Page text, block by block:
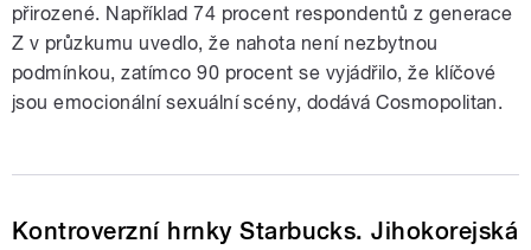
přirozené. Například 74 procent respondentů z generace
Z v průzkumu uvedlo, že nahota není nezbytnou
podmínkou, zatímco 90 procent se vyjádřilo, že klíčové
jsou emocionální sexuální scény, dodává Cosmopolitan.
Kontroverzní hrnky Starbucks. Jihokorejská